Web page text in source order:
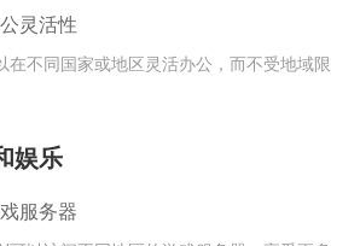
灵活性
在不同国家或地区灵活办公，而不受地域限
娱乐
服务器